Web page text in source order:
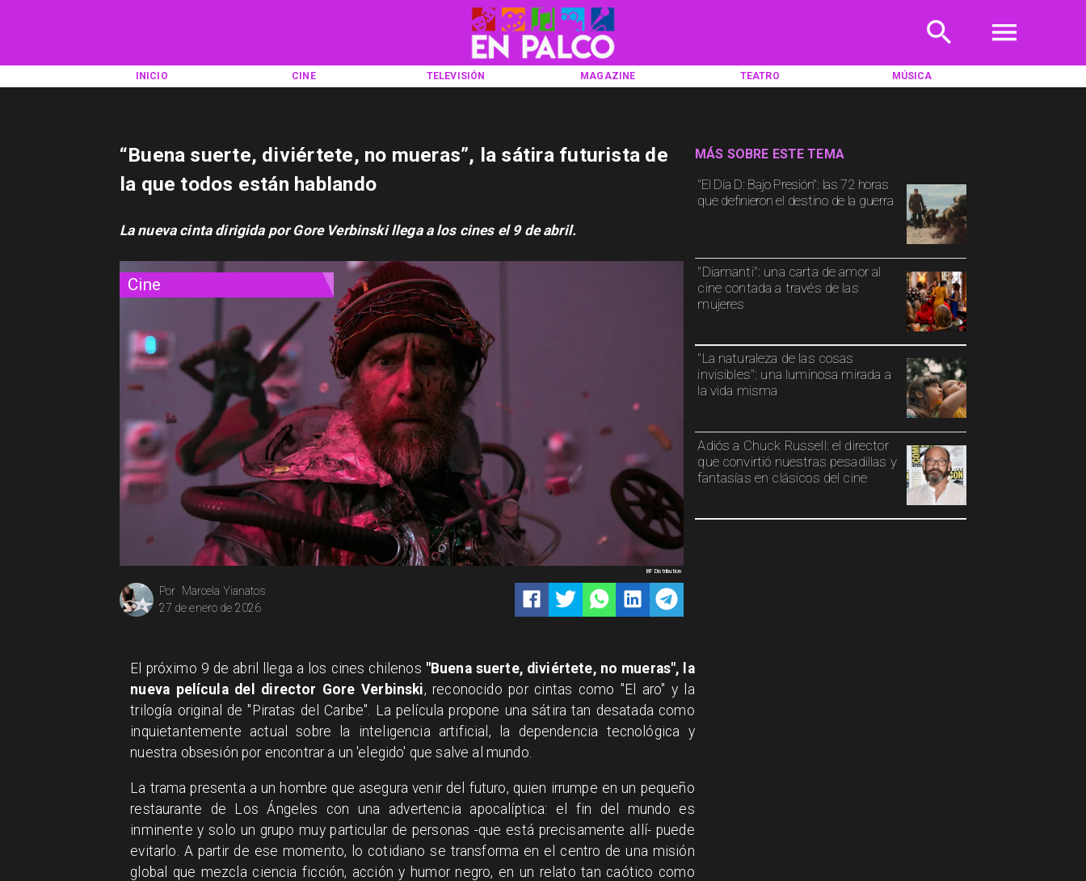
INICIO CINE TELEVISIÓN MAGAZINE TEATRO MÚSICA
Cine
Marcela Yianatos
Por
27 de enero de 2026
BF Distribution
"El Día D: Bajo Presión": las 72 horas
que definieron el destino de la guerra
"Diamanti": una carta de amor al
cine contada a través de las
mujeres
"La naturaleza de las cosas
invisibles": una luminosa mirada a
la vida misma
Adiós a Chuck Russell: el director
que convirtió nuestras pesadillas y
fantasías en clásicos del cine
MÁS SOBRE ESTE TEMA
“Buena suerte, diviértete, no mueras”, la sátira futurista de
la que todos están hablando
La nueva cinta dirigida por Gore Verbinski llega a los cines el 9 de abril.
El próximo 9 de abril llega a los cines chilenos "Buena suerte, diviértete, no mueras", la
nueva película del director Gore Verbinski, reconocido por cintas como "El aro" y la
trilogía original de "Piratas del Caribe". La película propone una sátira tan desatada como
inquietantemente actual sobre la inteligencia artificial, la dependencia tecnológica y
nuestra obsesión por encontrar a un 'elegido' que salve al mundo.
La trama presenta a un hombre que asegura venir del futuro, quien irrumpe en un pequeño
restaurante de Los Ángeles con una advertencia apocalíptica: el fin del mundo es
inminente y solo un grupo muy particular de personas -que está precisamente allí- puede
evitarlo. A partir de ese momento, lo cotidiano se transforma en el centro de una misión
global que mezcla ciencia ficción, acción y humor negro, en un relato tan caótico como